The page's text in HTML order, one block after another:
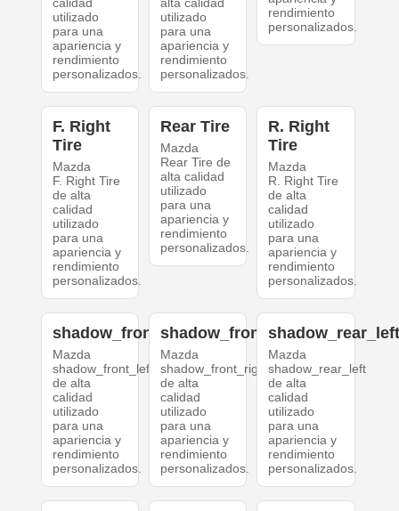
calidad
utilizado
para una
apariencia y
rendimiento
personalizados.
alta calidad
utilizado
para una
apariencia y
rendimiento
personalizados.
rendimiento
personalizados.
F. Right
Tire
Mazda
F. Right Tire
de alta
calidad
utilizado
para una
apariencia y
rendimiento
personalizados.
Rear Tire
Mazda
Rear Tire de
alta calidad
utilizado
para una
apariencia y
rendimiento
personalizados.
R. Right
Tire
Mazda
R. Right Tire
de alta
calidad
utilizado
para una
apariencia y
rendimiento
personalizados.
shadow_front_left
Mazda
shadow_front_left
de alta
calidad
utilizado
para una
apariencia y
rendimiento
personalizados.
shadow_front_right
Mazda
shadow_front_right
de alta
calidad
utilizado
para una
apariencia y
rendimiento
personalizados.
Mazda
shadow_rear_left
de alta
calidad
utilizado
para una
apariencia y
rendimiento
personalizados.